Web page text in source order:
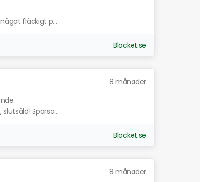
fläckigt p...
Blocket.se
8 månader
Sparsa...
Blocket.se
8 månader